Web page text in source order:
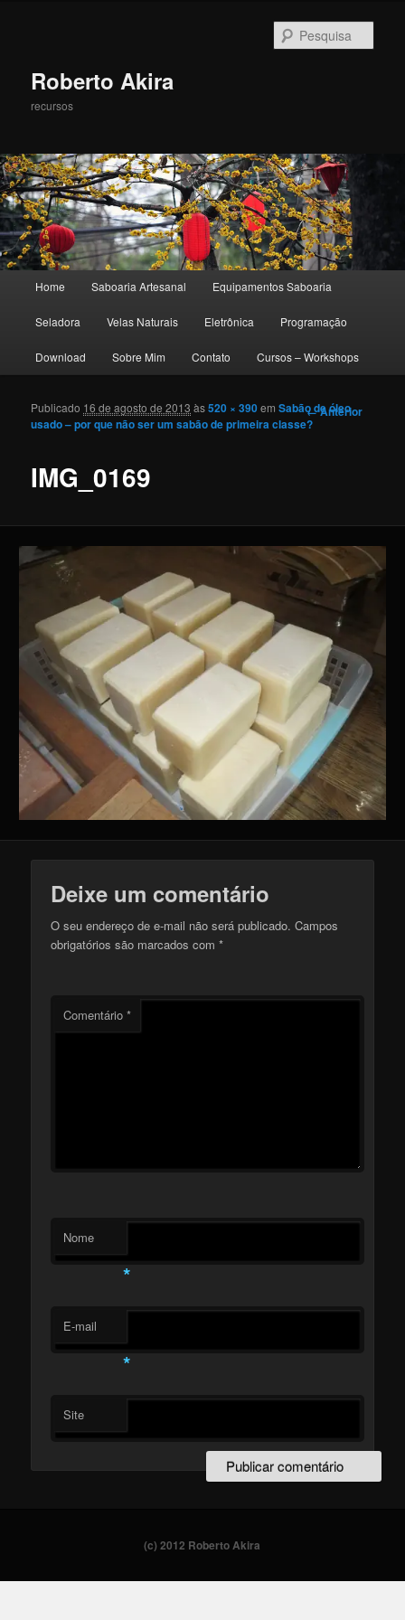
Roberto Akira
recursos
Pular para o conteúdo principal
Pular para o conteúdo secundário
Home Saboaria Artesanal Equipamentos Saboaria
Seladora Velas Naturais Eletrônica Programação
Download Sobre Mim Contato Cursos – Workshops
Navegação
← Anterior
IMG_0169
Publicado 16 de agosto de 2013 às520 × 390emSabão de óleo
usado – por que não ser um sabão de primeira classe?
Deixe um comentário
O seu endereço de e-mail não será publicado. Campos
obrigatórios são marcados com*
Comentário*
Nome
*
E-mail
*
Site
(c) 2012 Roberto Akira